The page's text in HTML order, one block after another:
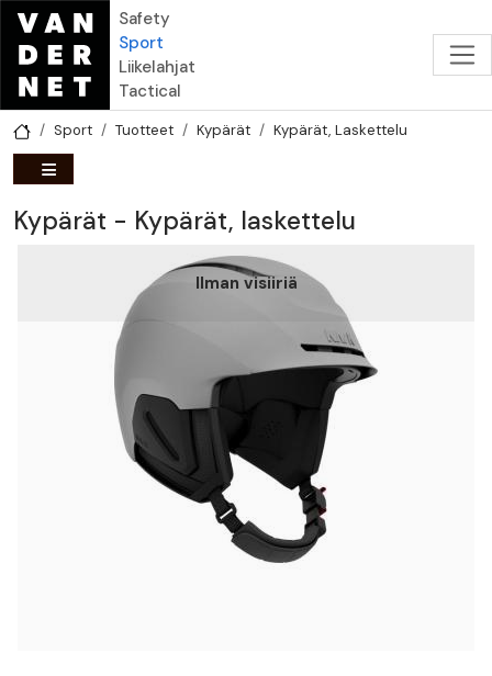
Hyppää pääsisältöön
Safety
Sport
Liikelahjat
Tactical
Sport Tuotteet Kypärät Kypärät, Laskettelu
Kypärät - Kypärät, laskettelu
Ilman visiiriä